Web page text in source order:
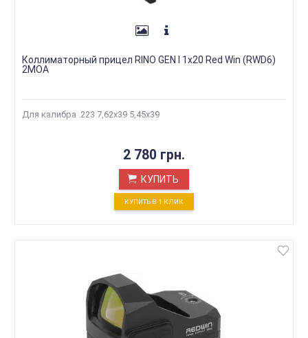
Коллиматорный прицел RINO GEN I 1x20 Red Win (RWD6)
2МОА
Для калибра .223 7,62х39 5,45х39
2 780 грн.
КУПИТЬ
КУПИТЬ В 1 КЛИК